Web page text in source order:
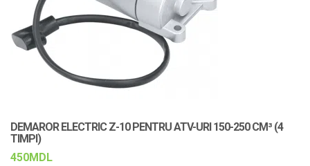
DEMAROR ELECTRIC Z-10 PENTRU ATV-URI 150-250 CM³ (4
TIMPI)
450MDL